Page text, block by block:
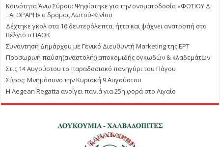
Κοινότητα Άνω Σύρου: Ψηφίστηκε για την ονοματοδοσία «ΦΩΤΙΟΥ Δ.
ΞΑΓΟΡΑΡΗ» ο δρόμος Λωτού-Κινίου
Δέχτηκε γκολ στα 16 δευτερόλεπτα, ήττα και ψάχνει ανατροπή στο
Βέλγιο ο ΠΑΟΚ
Συνάντηση Δημάρχου με Γενικό Διευθυντή Marketing της ΕΡΤ
Προσωρινή παύση(αναστολή;) αποκομιδής ογκωδών & κλαδεμάτων
Στις 14 Αυγούστου το παραδοσιακό πανηγύρι του Πάγου
Σύρος: Μνημόσυνο την Κυριακή 9 Αυγούστου
Η Aegean Regatta ανοίγει πανιά για 25η φορά στο Αιγαίο